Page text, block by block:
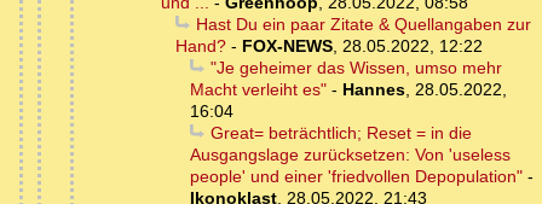
Hast Du ein paar Zitate & Quellangaben zur
Hand? - FOX-NEWS, 28.05.2022, 12:22
"Je geheimer das Wissen, umso mehr
Macht verleiht es" - Hannes, 28.05.2022,
16:04
Great= beträchtlich; Reset = in die
Ausgangslage zurücksetzen: Von 'useless
people' und einer 'friedvollen Depopulation" -
Ikonoklast, 28.05.2022, 21:43